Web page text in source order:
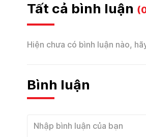
Tất cả bình luận
Hiện chưa có bình luận nào,
Bình luận